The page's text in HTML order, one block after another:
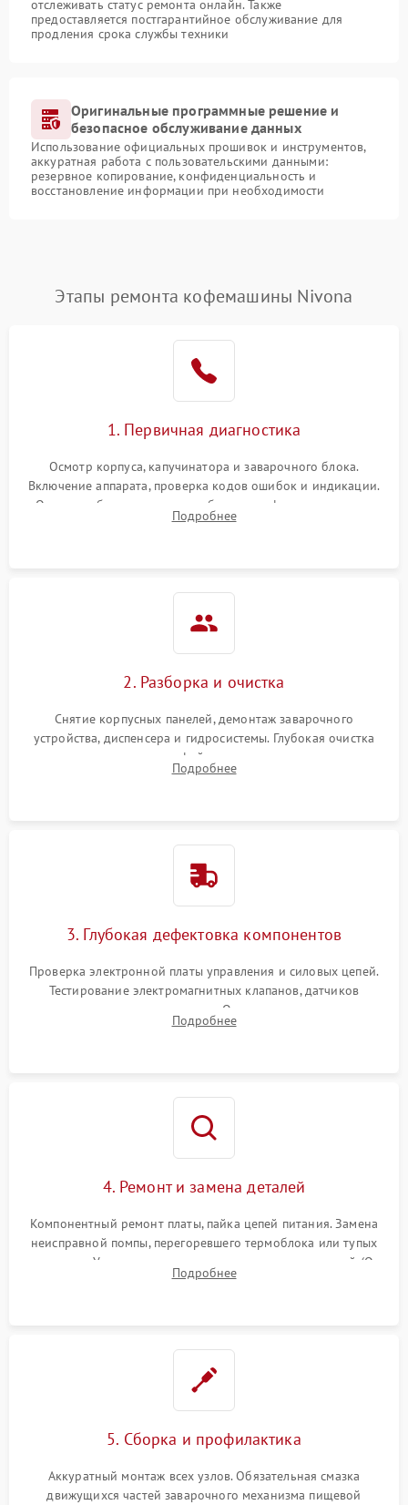
отслеживать статус ремонта онлайн. Также
предоставляется постгарантийное обслуживание для
продления срока службы техники
Оригинальные программные решение и
безопасное обслуживание данных
Использование официальных прошивок и инструментов,
аккуратная работа с пользовательскими данными:
резервное копирование, конфиденциальность и
восстановление информации при необходимости
Этапы ремонта кофемашины Nivona
1. Первичная диагностика
Осмотр корпуса, капучинатора и заварочного блока.
Включение аппарата, проверка кодов ошибок и индикации.
Оценка работы помпы, термоблока и кофемолки на слух.
Измерение температуры и давления воды для выявления
Подробнее
2. Разборка и очистка
Снятие корпусных панелей, демонтаж заварочного
устройства, диспенсера и гидросистемы. Глубокая очистка
внутренних узлов от кофейных масел, жмыха и накипи.
Промывка дренажных каналов и фильтров с использованием
Подробнее
3. Глубокая дефектовка компонентов
Проверка электронной платы управления и силовых цепей.
Тестирование электромагнитных клапанов, датчиков
температуры и расходомера. Оценка степени износа
жерновов кофемолки, уплотнительных колец гидросистемы
Подробнее
4. Ремонт и замена деталей
Компонентный ремонт платы, пайка цепей питания. Замена
неисправной помпы, перегоревшего термоблока или тупых
жерновов. Установка новых силиконовых уплотнителей (O-
ring) и тефлоновых трубок для надежного устранения
Подробнее
5. Сборка и профилактика
Аккуратный монтаж всех узлов. Обязательная смазка
движущихся частей заварочного механизма пищевой